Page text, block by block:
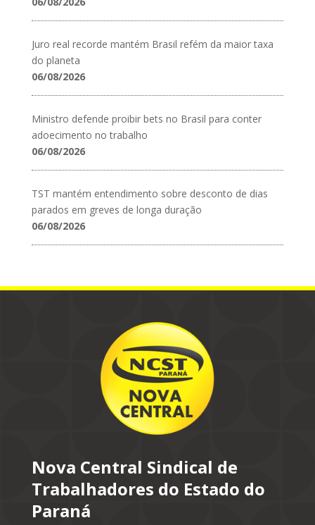
Juro real recorde mantém Brasil refém da maior taxa
do planeta
06/08/2026
Ministro defende proibir bets no Brasil para conter
adoecimento no trabalho
06/08/2026
TST mantém entendimento sobre desconto de dias
parados em greves de longa duração
06/08/2026
Nova Central Sindical de
Trabalhadores do Estado do
Paraná